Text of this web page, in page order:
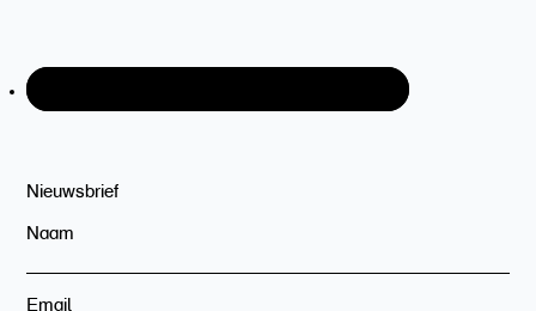
Nieuwsbrief
Naam
Email